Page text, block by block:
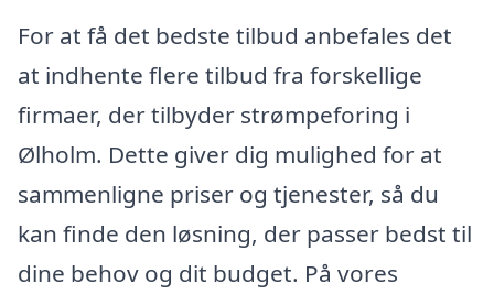
For at få det bedste tilbud anbefales det
at indhente flere tilbud fra forskellige
firmaer, der tilbyder strømpeforing i
Ølholm. Dette giver dig mulighed for at
sammenligne priser og tjenester, så du
kan finde den løsning, der passer bedst til
dine behov og dit budget. På vores